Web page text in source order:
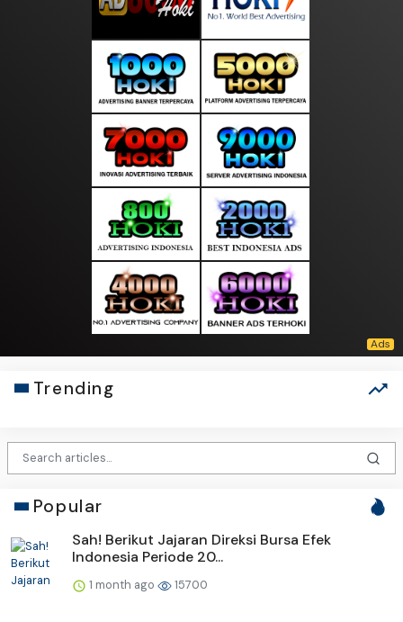
Trending
Popular
Sah! Berikut Jajaran Direksi Bursa Efek
Indonesia Periode 20...
1 month ago 15700